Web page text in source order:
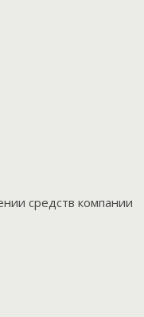
средств компании